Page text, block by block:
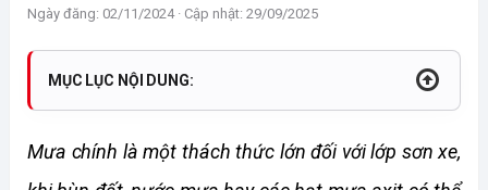
Ngày đăng: 02/11/2024 · Cập nhật: 29/09/2025
MỤC LỤC NỘI DUNG:
Mưa chính là một thách thức lớn đối với lớp sơn xe,